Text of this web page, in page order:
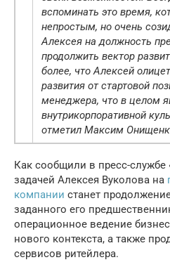
вспоминать это время,
непростым, но очень
Алексея на должность
продолжить вектор
более, что Алексей
развития от стартовой
менеджера, что в целом
внутрикорпоративной
отметил Максим
Как сообщили в пресс-службе
задачей Алексея Вуколова на
компании станет
заданного его
операционное ведение
нового контекста, а также
сервисов ритейлера.